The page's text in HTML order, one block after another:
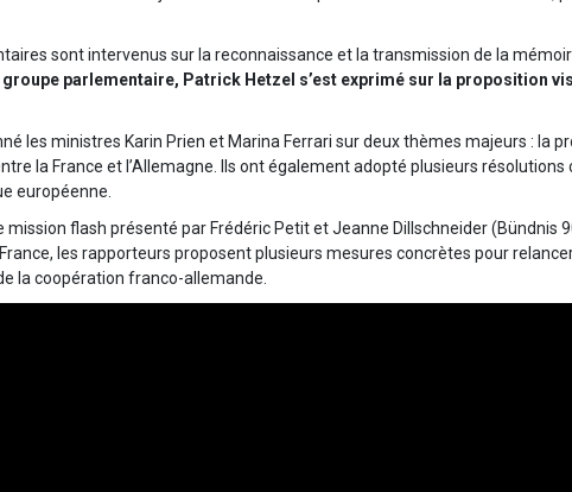
sont intervenus sur la reconnaissance et la transmission de la
groupe parlementaire, Patrick Hetzel s’est exprimé sur la proposition
les ministres Karin Prien et Marina Ferrari sur deux thèmes majeurs : la
la France et l’Allemagne. Ils ont également adopté plusieurs
européenne.
mission flash présenté par Frédéric Petit et Jeanne Dillschneider (Bündnis
les rapporteurs proposent plusieurs mesures concrètes pour
la coopération franco-allemande.